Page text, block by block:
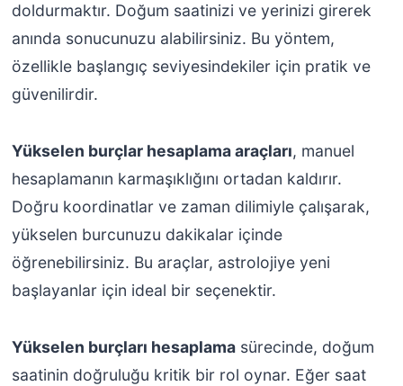
doldurmaktır. Doğum saatinizi ve yerinizi girerek
anında sonucunuzu alabilirsiniz. Bu yöntem,
özellikle başlangıç seviyesindekiler için pratik ve
güvenilirdir.
Yükselen burçlar hesaplama araçları, manuel
hesaplamanın karmaşıklığını ortadan kaldırır.
Doğru koordinatlar ve zaman dilimiyle çalışarak,
yükselen burcunuzu dakikalar içinde
öğrenebilirsiniz. Bu araçlar, astrolojiye yeni
başlayanlar için ideal bir seçenektir.
Yükselen burçları hesaplamasürecinde, doğum
saatinin doğruluğu kritik bir rol oynar. Eğer saat